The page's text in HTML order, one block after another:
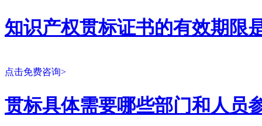
知识产权贯标证书的有效期限
点击免费咨询>
贯标具体需要哪些部门和人员